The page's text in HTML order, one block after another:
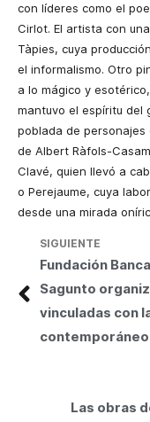
con líderes como el
Cirlot. El artista con
Tàpies, cuya
el informalismo. Otro
a lo mágico y
mantuvo el espíritu del
poblada de personajes
de Albert Ràfols-
Clavé, quien llevó a
o Perejaume, cuya
desde una mirada
Las obras
SIGUIENTE
Fundación
Sagunto
vinculadas con